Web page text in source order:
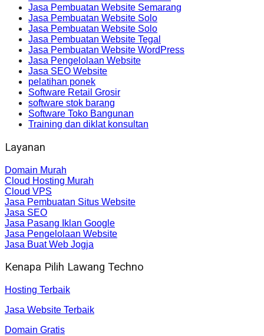
Jasa Pembuatan Website Semarang
Jasa Pembuatan Website Solo
Jasa Pembuatan Website Solo
Jasa Pembuatan Website Tegal
Jasa Pembuatan Website WordPress
Jasa Pengelolaan Website
Jasa SEO Website
pelatihan ponek
Software Retail Grosir
software stok barang
Software Toko Bangunan
Training dan diklat konsultan
Layanan
Domain Murah
Cloud Hosting Murah
Cloud VPS
Jasa Pembuatan Situs Website
Jasa SEO
Jasa Pasang Iklan Google
Jasa Pengelolaan Website
Jasa Buat Web Jogja
Kenapa Pilih Lawang Techno
Hosting Terbaik
Jasa Website Terbaik
Domain Gratis